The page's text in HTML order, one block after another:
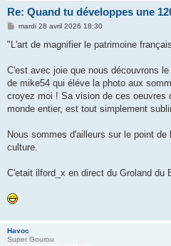
Re: Quand tu développes une
M
s
g
mardi 28 avril 2026 18:30
"L'art de magnifier le patrimoine
C'est avec joie que nous découvrons
de mike54 qui éléve la photo aux
croyez moi ! Sa vision de ces oeuvres
monde entier, est tout simplement
Nous sommes d'ailleurs sur le point
culture.
C'etait ilford_x en direct du Groland du
Havoc
Super Gourou